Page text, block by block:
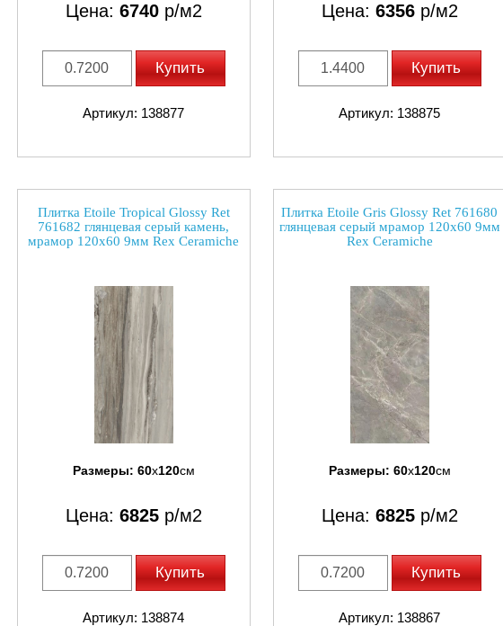
Цена: 6740р/м2
Купить
Артикул: 138877
Цена: 6356р/м2
Купить
Артикул: 138875
Плитка Etoile Tropical Glossy Ret
761682 глянцевая серый камень,
мрамор 120x60 9мм Rex Ceramiche
Размеры: 60x120см
Цена: 6825р/м2
Купить
Артикул: 138874
Плитка Etoile Gris Glossy Ret 761680
глянцевая серый мрамор 120x60 9мм
Rex Ceramiche
Размеры: 60x120см
Цена: 6825р/м2
Купить
Артикул: 138867